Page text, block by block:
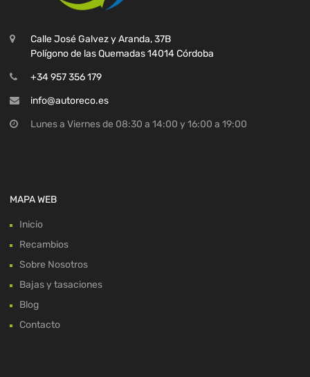
Calle José Galvez y Aranda, 37B
Polígono de las Quemadas 14014 Córdoba
+34 957 356 179
info@autoreco.es
Lunes a Viernes de 08:30 a 14:00 y 16:00 a 19:00
MAPA WEB
Inicio
Recambios
Sobre Nosotros
Bajas y tasaciones
Blog
Contacto